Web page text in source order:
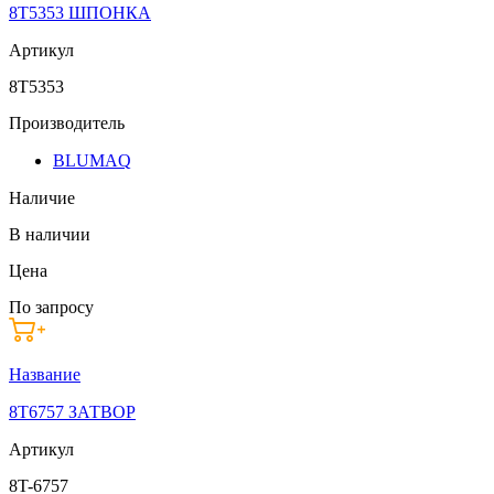
8T5353 ШПОНКА
Артикул
8T5353
Производитель
BLUMAQ
Наличие
В наличии
Цена
По запросу
Название
8T6757 ЗАТВОР
Артикул
8T-6757